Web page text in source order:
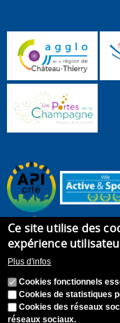
Ce site utilise des
expérience
Plus d'infos
Cookies fonctionnels
Cookies de statistiques
Cookies des réseaux
réseaux sociaux.